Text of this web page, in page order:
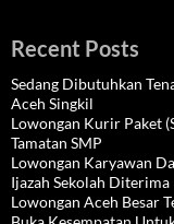
Recent Posts
Sedang Dibutuhkan
Aceh Singkil
Lowongan Kurir Paket
Tamatan SMP
Lowongan Karyawan
Ijazah Sekolah Diterima
Lowongan Aceh Besar